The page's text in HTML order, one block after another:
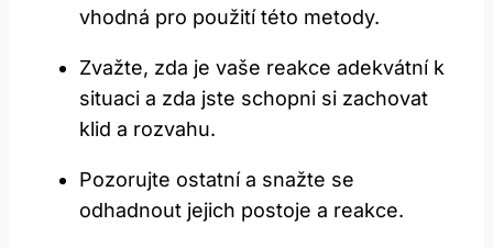
vhodná pro použití této metody.
Zvažte, zda je vaše ⁢reakce adekvátní k
situaci a ⁤zda jste schopni si zachovat
klid a rozvahu.
Pozorujte ostatní ‌a snažte se
odhadnout jejich postoje a reakce.